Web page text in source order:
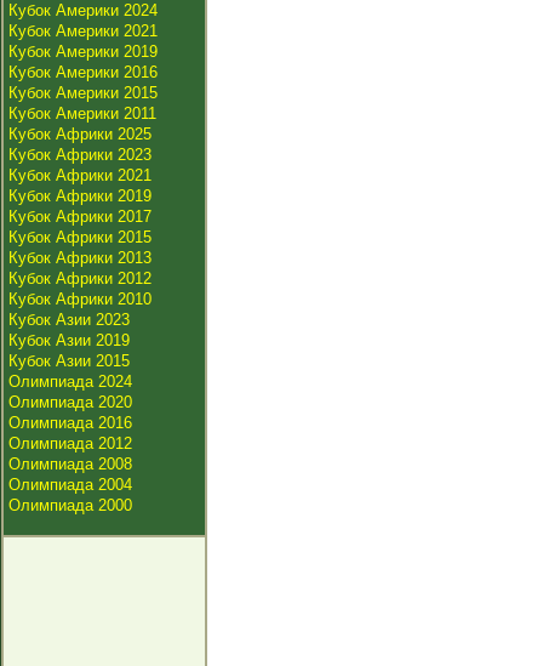
Кубок Америки 2024
Кубок Америки 2021
Кубок Америки 2019
Кубок Америки 2016
Кубок Америки 2015
Кубок Америки 2011
Кубок Африки 2025
Кубок Африки 2023
Кубок Африки 2021
Кубок Африки 2019
Кубок Африки 2017
Кубок Африки 2015
Кубок Африки 2013
Кубок Африки 2012
Кубок Африки 2010
Кубок Азии 2023
Кубок Азии 2019
Кубок Азии 2015
Олимпиада 2024
Олимпиада 2020
Олимпиада 2016
Олимпиада 2012
Олимпиада 2008
Олимпиада 2004
Олимпиада 2000